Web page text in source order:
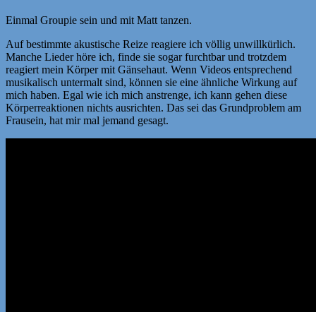
Einmal Groupie sein und mit Matt tanzen.
Auf bestimmte akustische Reize reagiere ich völlig unwillkürlich.
Manche Lieder höre ich, finde sie sogar furchtbar und trotzdem
reagiert mein Körper mit Gänsehaut. Wenn Videos entsprechend
musikalisch untermalt sind, können sie eine ähnliche Wirkung auf
mich haben. Egal wie ich mich anstrenge, ich kann gehen diese
Körperreaktionen nichts ausrichten. Das sei das Grundproblem am
Frausein, hat mir mal jemand gesagt.